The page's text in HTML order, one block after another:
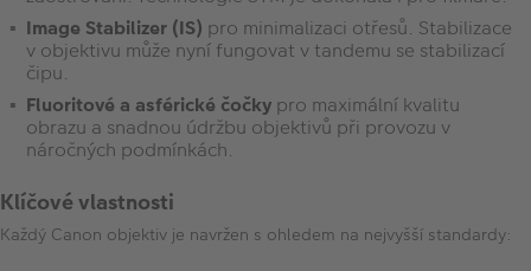
Image Stabilizer (IS) pro minimalizaci otřesů. Stabilizace
v objektivu může nyní fungovat v tandemu se stabilizací
čipu.
Fluoritové a asférické čočky pro maximální kvalitu
obrazu a snadnou údržbu objektivů při provozu v
náročných podmínkách.
Klíčové vlastnosti
Každý Canon objektiv je navržen s ohledem na nejvyšší standardy: